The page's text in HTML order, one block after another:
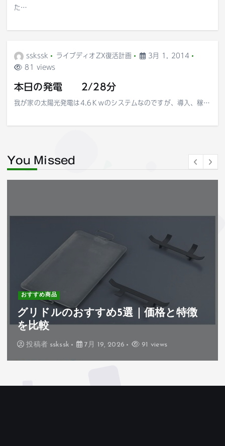
た…
sskssk ライブディオZX復活計画
3月 1, 2014
81 views
本日の発電 2/28分
我が家の太陽光発電は4.6Ｋｗのシステムなのですが、導入、稼…
You Missed
おすすめ商品
グリドルのおすすめ5選｜価格と特徴
を比較
投稿者 sskssk 7月 19, 2026 91 views